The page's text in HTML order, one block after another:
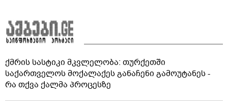
ქმრის სასტიკი მკვლელობა: თურქეთში
საქართველოს მოქალაქეს განაჩენი გამოუტანეს -
რა თქვა ქალმა პროცესზე